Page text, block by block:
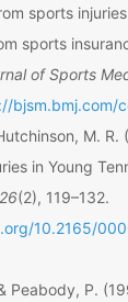
sports
sports
of Sports
bjsm.bmj.com/
M. R.
in Young
26(2), 119–132.
10.2165/
Peabody, P.